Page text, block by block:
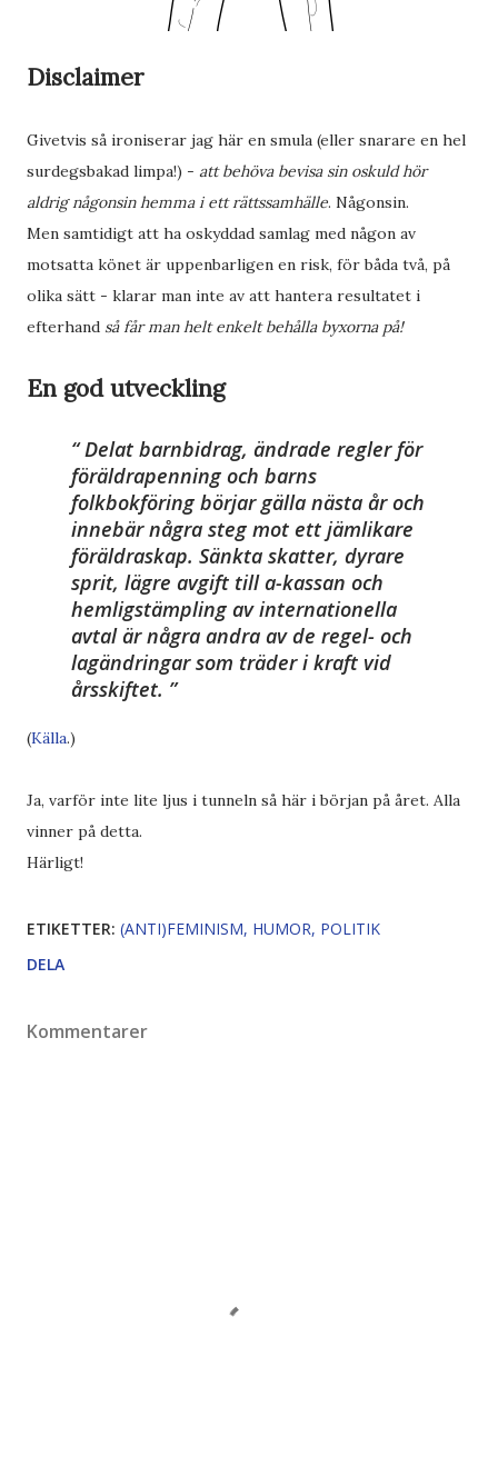
Disclaimer
Givetvis så ironiserar jag här en smula (eller snarare en hel
surdegsbakad limpa!) - att behöva bevisa sin oskuld hör
aldrig någonsin hemma i ett rättssamhälle. Någonsin.
Men samtidigt att ha oskyddad samlag med någon av
motsatta könet är uppenbarligen en risk, för båda två, på
olika sätt - klarar man inte av att hantera resultatet i
efterhand så får man helt enkelt behålla byxorna på!
En god utveckling
Delat barnbidrag, ändrade regler för
föräldrapenning och barns
folkbokföring börjar gälla nästa år och
innebär några steg mot ett jämlikare
föräldraskap. Sänkta skatter, dyrare
sprit, lägre avgift till a-kassan och
hemligstämpling av internationella
avtal är några andra av de regel- och
lagändringar som träder i kraft vid
årsskiftet.
(Källa.)
Ja, varför inte lite ljus i tunneln så här i början på året. Alla
vinner på detta.
Härligt!
ETIKETTER: (ANTI)FEMINISM HUMOR POLITIK
DELA
Kommentarer